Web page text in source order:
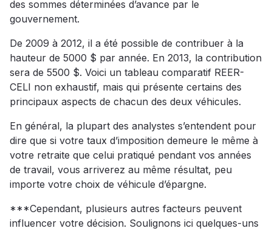
des sommes déterminées d’avance par le
gouvernement.
De 2009 à 2012, il a été possible de contribuer à la
hauteur de 5000 $ par année. En 2013, la contribution
sera de 5500 $. Voici un tableau comparatif REER-
CELI non exhaustif, mais qui présente certains des
principaux aspects de chacun des deux véhicules.
En général, la plupart des analystes s’entendent pour
dire que si votre taux d’imposition demeure le même à
votre retraite que celui pratiqué pendant vos années
de travail, vous arriverez au même résultat, peu
importe votre choix de véhicule d’épargne.
***Cependant, plusieurs autres facteurs peuvent
influencer votre décision. Soulignons ici quelques-uns